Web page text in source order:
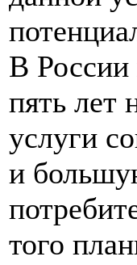
В России
пять лет
услуги
и
того